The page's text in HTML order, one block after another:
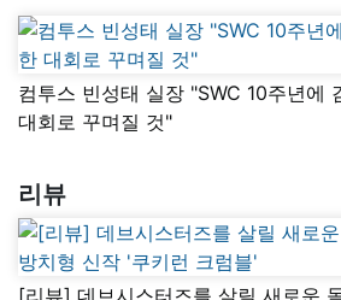
컴투스 빈성태 실장 "SWC 10주년에
대회로 꾸며질 것"
리뷰
[리뷰] 데브시스터즈를 살릴 새로운